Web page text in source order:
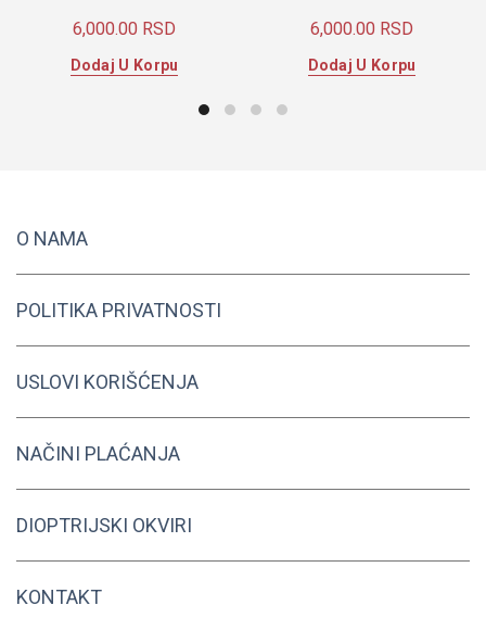
6,000.00 RSD
Dodaj U Korpu
6,000.00 RSD
Dodaj U Korpu
O NAMA
POLITIKA PRIVATNOSTI
USLOVI KORIŠĆENJA
NAČINI PLAĆANJA
DIOPTRIJSKI OKVIRI
KONTAKT